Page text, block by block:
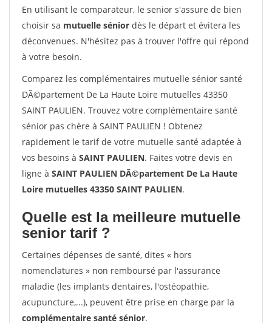
En utilisant le comparateur, le senior s'assure de bien
choisir sa mutuelle sénior dès le départ et évitera les
déconvenues. N'hésitez pas à trouver l'offre qui répond
à votre besoin.
Comparez les complémentaires mutuelle sénior santé
DÃ©partement De La Haute Loire mutuelles 43350
SAINT PAULIEN. Trouvez votre complémentaire santé
sénior pas chère à SAINT PAULIEN ! Obtenez
rapidement le tarif de votre mutuelle santé adaptée à
vos besoins à SAINT PAULIEN. Faites votre devis en
ligne à SAINT PAULIEN DÃ©partement De La Haute
Loire mutuelles 43350 SAINT PAULIEN.
Quelle est la meilleure mutuelle
senior tarif ?
Certaines dépenses de santé, dites « hors
nomenclatures » non remboursé par l'assurance
maladie (les implants dentaires, l'ostéopathie,
acupuncture,...), peuvent être prise en charge par la
complémentaire santé sénior.